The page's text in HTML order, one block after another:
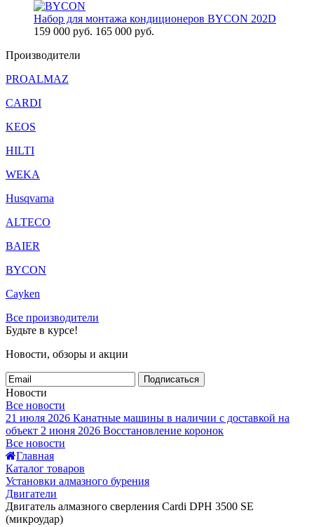
Набор для монтажа кондиционеров BYCON 202D
159 000 руб. 165 000 руб.
Производители
PROALMAZ
CARDI
KEOS
HILTI
WEKA
Husqvarna
ALTECO
BAIER
BYCON
Cayken
Все производители
Будьте в курсе!
Новости, обзоры и акции
Подписаться
Новости
Все новости
21 июля 2026 Канатные машины в наличии с доставкой на
объект 2 июня 2026 Восстановление коронок
Все новости
Главная
Каталог товаров
Установки алмазного бурения
Двигатели
Двигатель алмазного сверления Cardi DPH 3500 SE
(микроудар)